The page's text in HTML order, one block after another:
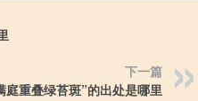
下一篇
庭重叠绿苔斑”的出处是哪里